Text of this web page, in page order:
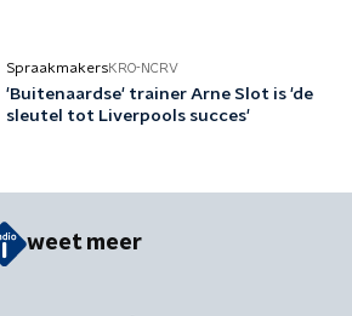
SpraakmakersKRO-NCRV
'Buitenaardse' trainer Arne Slot is 'de
sleutel tot Liverpools succes'
weet meer